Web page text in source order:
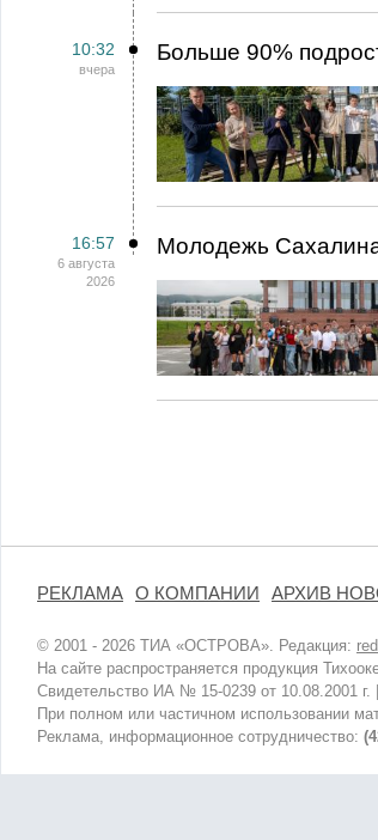
10:32
вчера
Больше 90%
16:57
6 августа
2026
Молодежь
РЕКЛАМА О КОМПАНИИ АРХИВ
© 2001 - 2026 ТИА «ОСТРОВА». Редакция:
На сайте распространяется продукция
Свидетельство ИА № 15-0239 от 10.08.2001 г. ||
При полном или частичном использовании
Реклама, информационное сотрудничество: